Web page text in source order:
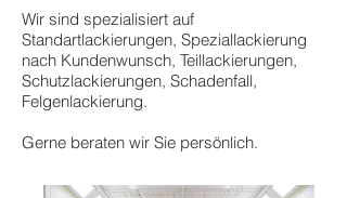
Wir sind spezialisiert auf
Standartlackierungen, Speziallackierung
nach Kundenwunsch, Teillackierungen,
Schutzlackierungen, Schadenfall,
Felgenlackierung.
Gerne beraten wir Sie persönlich.